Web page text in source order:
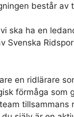
består av
ska ha en
Svenska
en ridlärare
förmåga som
tillsammans